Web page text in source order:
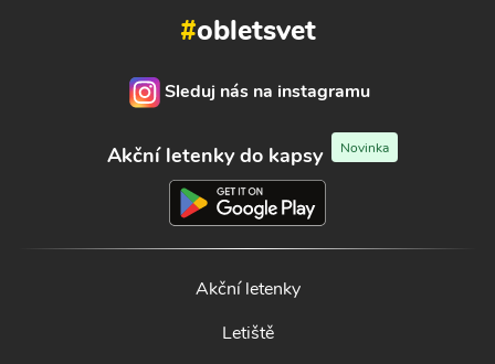
#obletsvet
Sleduj nás na instagramu
Akční letenky do kapsy Novinka
Akční letenky
Letiště